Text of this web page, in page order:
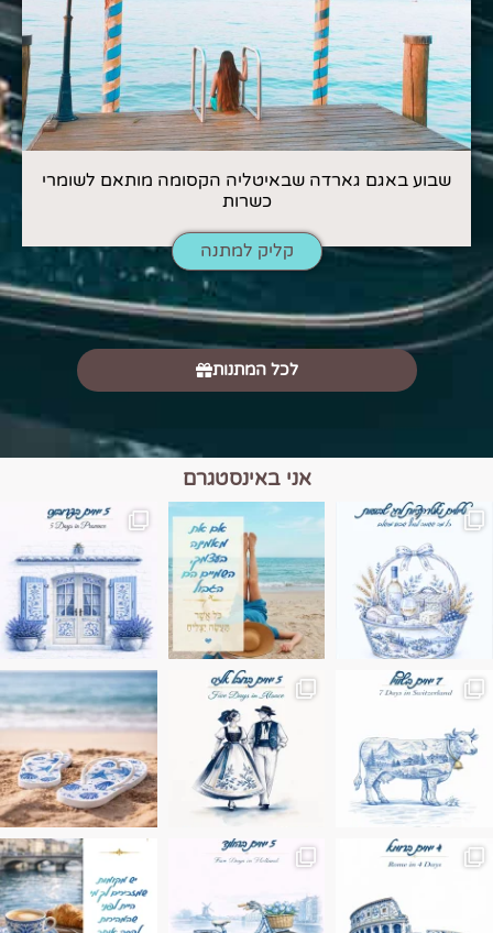
שבוע באגם גארדה שבאיטליה הקסומה מותאם לשומרי
כשרות
קליק למתנה
לכל המתנות
אני באינסטגרם
הם הגבול 💙🩵
בחבל אלזס צרפת
בחופשה שבו הכל נהיה פשוט יותר. החול, הי
Instagram post
Instagram post 17994326828955248